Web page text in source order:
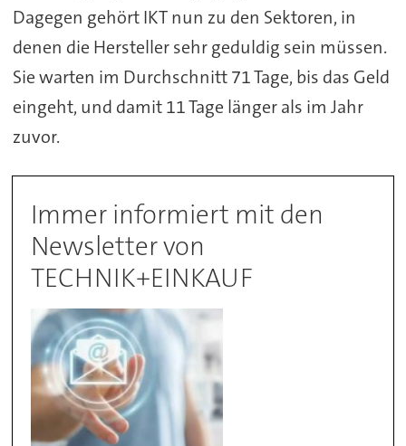
Dagegen gehört IKT nun zu den Sektoren, in
denen die Hersteller sehr geduldig sein müssen.
Sie warten im Durchschnitt 71 Tage, bis das Geld
eingeht, und damit 11 Tage länger als im Jahr
zuvor.
Immer informiert mit den
Newsletter von
TECHNIK+EINKAUF